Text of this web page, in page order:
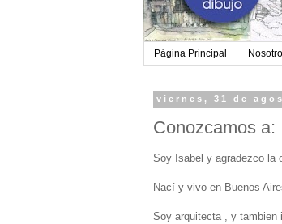
Página Principal
viernes, 31 de
Conozcamos a:
Soy Isabel y agradezco la
Nací y vivo en Buenos
Soy arquitecta , y tambien